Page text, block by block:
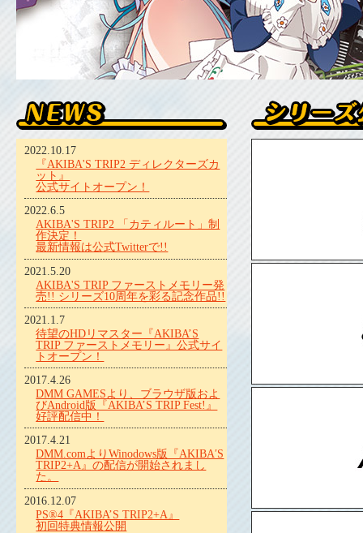
2022.10.17
『AKIBA'S TRIP2 ディレクターズカ
ット』
公式サイトオープン！
2022.6.5
AKIBA'S TRIP2 「カティルート」制
作決定！
最新情報は公式Twitterで!!
2021.5.20
AKIBA'S TRIP ファーストメモリー発
売!! シリーズ10周年を彩る記念作品!!
2021.1.7
待望のHDリマスター『AKIBA’S
TRIP ファーストメモリー』公式サイ
トオープン！
2017.4.26
DMM GAMESより、ブラウザ版およ
びAndroid版『AKIBA’S TRIP Fest!』
好評配信中！
2017.4.21
DMM.comよりWinodows版『AKIBA′S
TRIP2+A』の配信が開始されまし
た。
2016.12.07
PS®4『AKIBA’S TRIP2+A』
初回特典情報公開